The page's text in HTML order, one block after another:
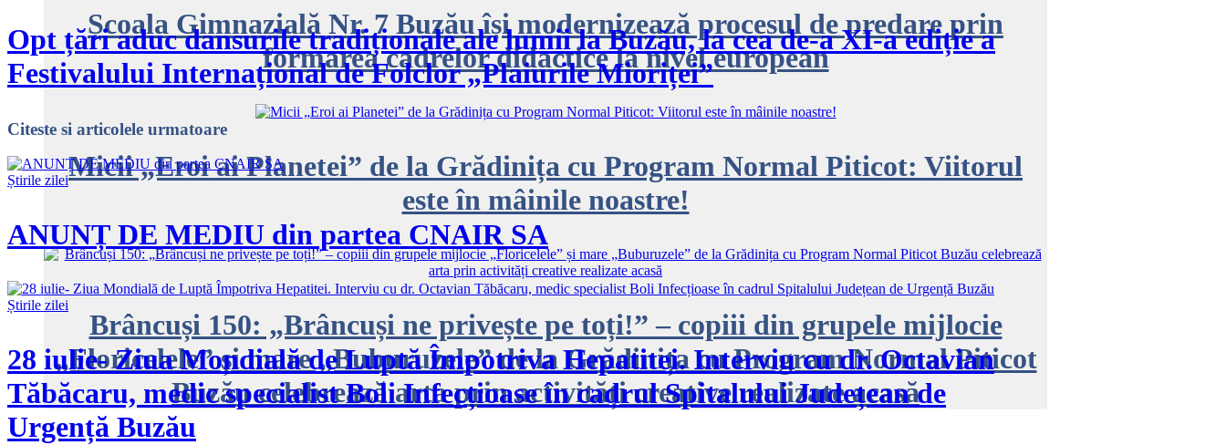
Școala Gimnazială Nr. 7 Buzău își modernizează procesul de predare prin
formarea cadrelor didactice la nivel european
Micii „Eroi ai Planetei” de la Grădinița cu Program Normal Piticot: Viitorul
este în mâinile noastre!
Brâncuși 150: „Brâncuși ne privește pe toți!” – copiii din grupele mijlocie
„Floricelele” și mare „Buburuzele” de la Grădinița cu Program Normal Piticot
Buzău celebrează arta prin activități creative realizate acasă
Opt țări aduc dansurile tradiționale ale lumii la Buzău, la cea de-a XI-a ediție a
Festivalului Internațional de Folclor „Plaiurile Mioriței”
Citeste si articolele urmatoare
Știrile zilei
ANUNȚ DE MEDIU din partea CNAIR SA
Știrile zilei
28 iulie- Ziua Mondială de Luptă Împotriva Hepatitei. Interviu cu dr. Octavian
Tăbăcaru, medic specialist Boli Infecțioase în cadrul Spitalului Județean de
Urgență Buzău